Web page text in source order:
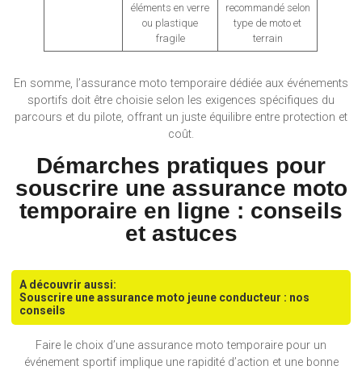
éléments en verre
ou plastique
fragile
recommandé selon
type de moto et
terrain
En somme, l’assurance moto temporaire dédiée aux événements
sportifs doit être choisie selon les exigences spécifiques du
parcours et du pilote, offrant un juste équilibre entre protection et
coût.
Démarches pratiques pour
souscrire une assurance moto
temporaire en ligne : conseils
et astuces
A découvrir aussi:
Souscrire une assurance moto jeune conducteur : nos
conseils
Faire le choix d’une assurance moto temporaire pour un
événement sportif implique une rapidité d’action et une bonne